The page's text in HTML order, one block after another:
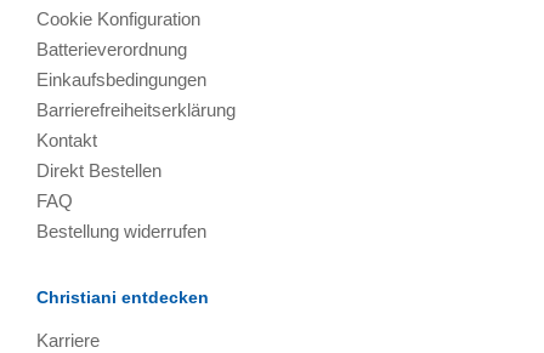
Cookie Konfiguration
Batterieverordnung
Einkaufsbedingungen
Barrierefreiheitserklärung
Kontakt
Direkt Bestellen
FAQ
Bestellung widerrufen
Christiani entdecken
Karriere